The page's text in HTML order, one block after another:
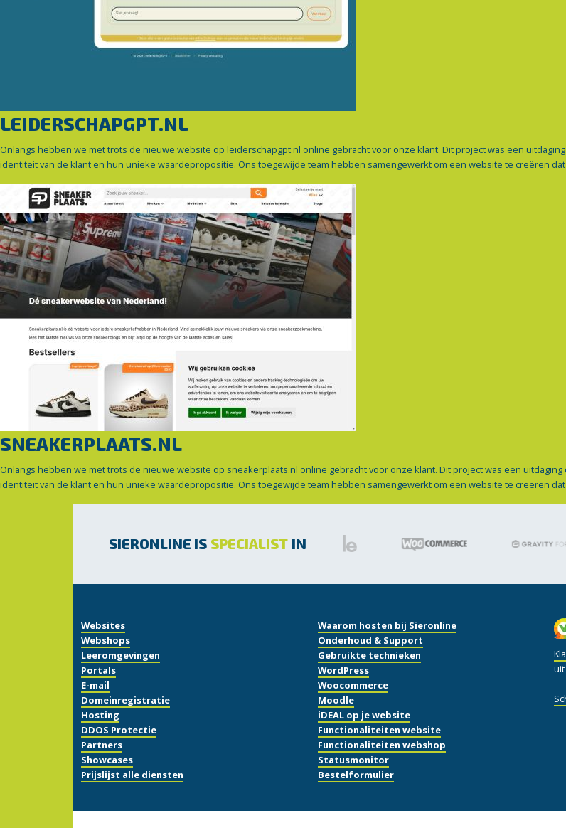
LEIDERSCHAPGPT.NL
Onlangs hebben we met trots de nieuwe website op leiderschapgpt.nl online gebracht voor onze klant. Dit project was een
identiteit van de klant en hun unieke waardepropositie. Ons toegewijde team hebben samengewerkt om een website te creëren
SNEAKERPLAATS.NL
Onlangs hebben we met trots de nieuwe website op sneakerplaats.nl online gebracht voor onze klant. Dit project was een
identiteit van de klant en hun unieke waardepropositie. Ons toegewijde team hebben samengewerkt om een website te creëren
SIERONLINE IS SPECIALIST IN
Websites
Webshops
Leeromgevingen
Portals
E-mail
Domeinregistratie
Hosting
DDOS Protectie
Partners
Showcases
Prijslijst alle diensten
Waarom hosten bij Sieronline
Onderhoud & Support
Gebruikte technieken
WordPress
Woocommerce
Moodle
iDEAL op je website
Functionaliteiten website
Functionaliteiten webshop
Statusmonitor
Bestelformulier
uit